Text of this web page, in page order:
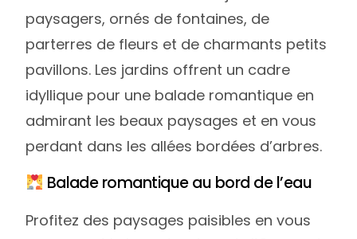
paysagers, ornés de fontaines, de
parterres de fleurs et de charmants petits
pavillons. Les jardins offrent un cadre
idyllique pour une balade romantique en
admirant les beaux paysages et en vous
perdant dans les allées bordées d’arbres.
Balade romantique au bord de l’eau
Profitez des paysages paisibles en vous